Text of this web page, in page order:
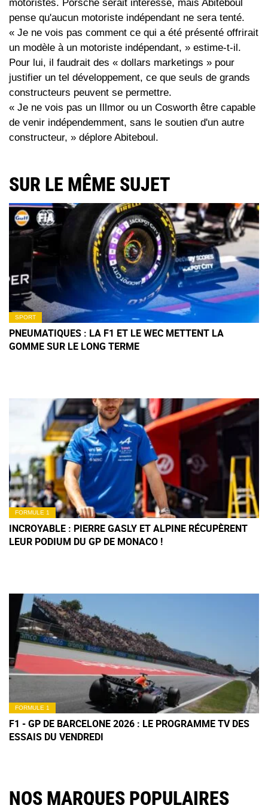
motoristes. Porsche serait intéressé, mais Abiteboul
pense qu'aucun motoriste indépendant ne sera tenté.
« Je ne vois pas comment ce qui a été présenté offrirait
un modèle à un motoriste indépendant, » estime-t-il.
Pour lui, il faudrait des « dollars marketings » pour
justifier un tel développement, ce que seuls de grands
constructeurs peuvent se permettre.
« Je ne vois pas un Illmor ou un Cosworth être capable
de venir indépendemment, sans le soutien d'un autre
constructeur, » déplore Abiteboul.
SUR LE MÊME SUJET
SPORT
PNEUMATIQUES : LA F1 ET LE WEC METTENT LA
GOMME SUR LE LONG TERME
FORMULE 1
INCROYABLE : PIERRE GASLY ET ALPINE RÉCUPÈRENT
LEUR PODIUM DU GP DE MONACO !
FORMULE 1
F1 - GP DE BARCELONE 2026 : LE PROGRAMME TV DES
ESSAIS DU VENDREDI
NOS MARQUES POPULAIRES